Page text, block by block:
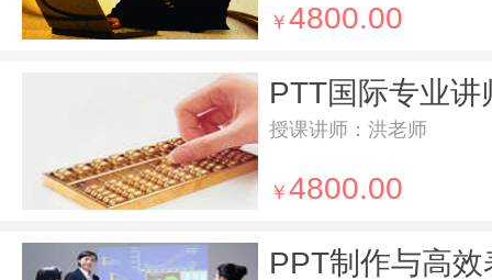
￥ 4800.00
PTT国际专业讲
授课讲师：洪老师
￥ 4800.00